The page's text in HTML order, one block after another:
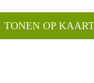
TONEN OP KAART